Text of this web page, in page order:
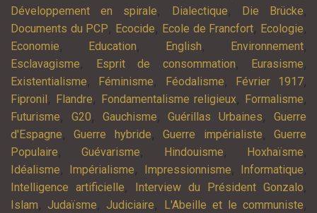
Développement en spirale, Dialectique, Die Brücke,
Documents du PCP, Ecocide, Ecole de Francfort, Ecologie,
Economie, Education, English, Environnement,
Esclavagisme, Esprit de consommation, Eurasisme,
Existentialisme, Féminisme, Féodalisme, Février 1917,
Fipronil , Flandre, Fondamentalisme religieux, Formalisme,
Futurisme, G20, Gauchisme,Guérillas Urbaines,Guerre
d'Espagne,Guerre hybride,Guerre impérialiste,Guerre
Populaire,Guévarisme, Hindouisme, Hoxhaïsme,
Idéalisme, Impérialisme, Impressionnisme, Informatique,
Intelligence artificielle, Interview du Président Gonzalo,
Islam, Judaïsme, Judiciaire, L'Abeille et le communiste,